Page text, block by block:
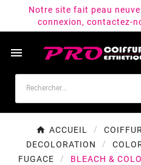
Notre site fait peau
connexion, contactez-

ACCUEIL
DECOLORATION
FUGACE
BLEACH &